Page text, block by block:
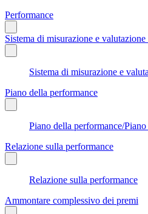
Performance
Sistema di misurazione e
Sistema di misurazione e
Piano della performance
Piano della performance/
Relazione sulla performance
Relazione sulla performance
Ammontare complessivo dei premi